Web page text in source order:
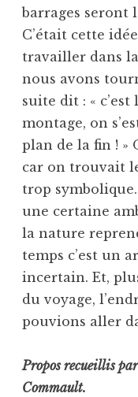
barrages seront
C’était cette
travailler dans
nous avons
suite dit : «
montage, on
plan de la fin ! »
car on trouvait
trop
une certaine
la nature
temps c’est un
incertain. Et,
du voyage,
pouvions aller
Propos recueillis
Commault.